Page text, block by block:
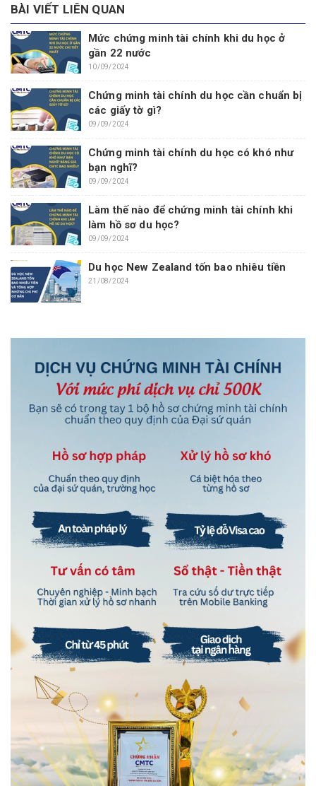
BÀI VIẾT LIÊN QUAN
Mức chứng minh tài chính khi du học ở
gần 22 nước
10/09/2024
Chứng minh tài chính du học cần chuẩn bị
các giấy tờ gì?
09/09/2024
Chứng minh tài chính du học có khó như
bạn nghĩ?
09/09/2024
Làm thế nào để chứng minh tài chính khi
làm hồ sơ du học?
09/09/2024
Du học New Zealand tốn bao nhiêu tiền
21/08/2024